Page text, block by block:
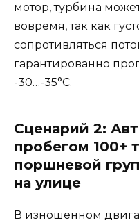
мотор, турбина
вовремя, так как
сопротивляться
гарантированно
-30…-35°C.
Сценарий 2:
пробегом 100+
поршневой
на улице
В изношенном